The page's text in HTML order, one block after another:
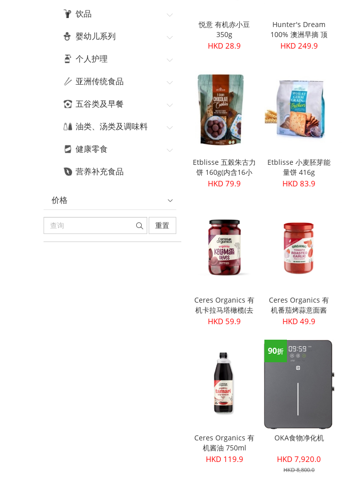
饮品
婴幼儿系列
个人护理
亚洲传统食品
五谷类及早餐
油类、汤类及调味料
健康零食
营养补充食品
价格
重置
悦意 有机赤小豆
350g
HKD 28.9
Hunter's Dream
100% 澳洲早摘 顶
级初榨橄榄油
HKD 249.9
Etblisse 五榖朱古力
饼 160g(内含16小
包)
HKD 79.9
Etblisse 小麦胚芽能
量饼 416g
HKD 83.9
Ceres Organics 有
机卡拉马塔橄榄(去
核) 340g
HKD 59.9
Ceres Organics 有
机番茄烤蒜意面酱
690g
HKD 49.9
Ceres Organics 有
机酱油 750ml
HKD 119.9
90折
OKA食物净化机
HKD 7,920.0
HKD 8,800.0